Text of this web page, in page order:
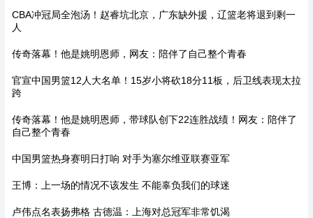
CBA冲冠局全泡汤！赵睿坑北京，广东缺外援，辽篮老将退到剩一
人
传奇落幕！他是姚明恩师，网友：陪伴了自己整个青春
官宣中国男篮12人大名单！15岁小将砍18分11板，后卫线表现太拉
跨
传奇落幕！他是姚明恩师，带球队创下22连胜战绩！网友：陪伴了
自己整个青春
中国男篮热身赛明日打响 对手为塞尔维亚联赛亚军
王博：上一场的情况不该发生 不能辜负我们的球迷
卢伟点名表扬弗格 古德温：上海对总冠军非常饥渴